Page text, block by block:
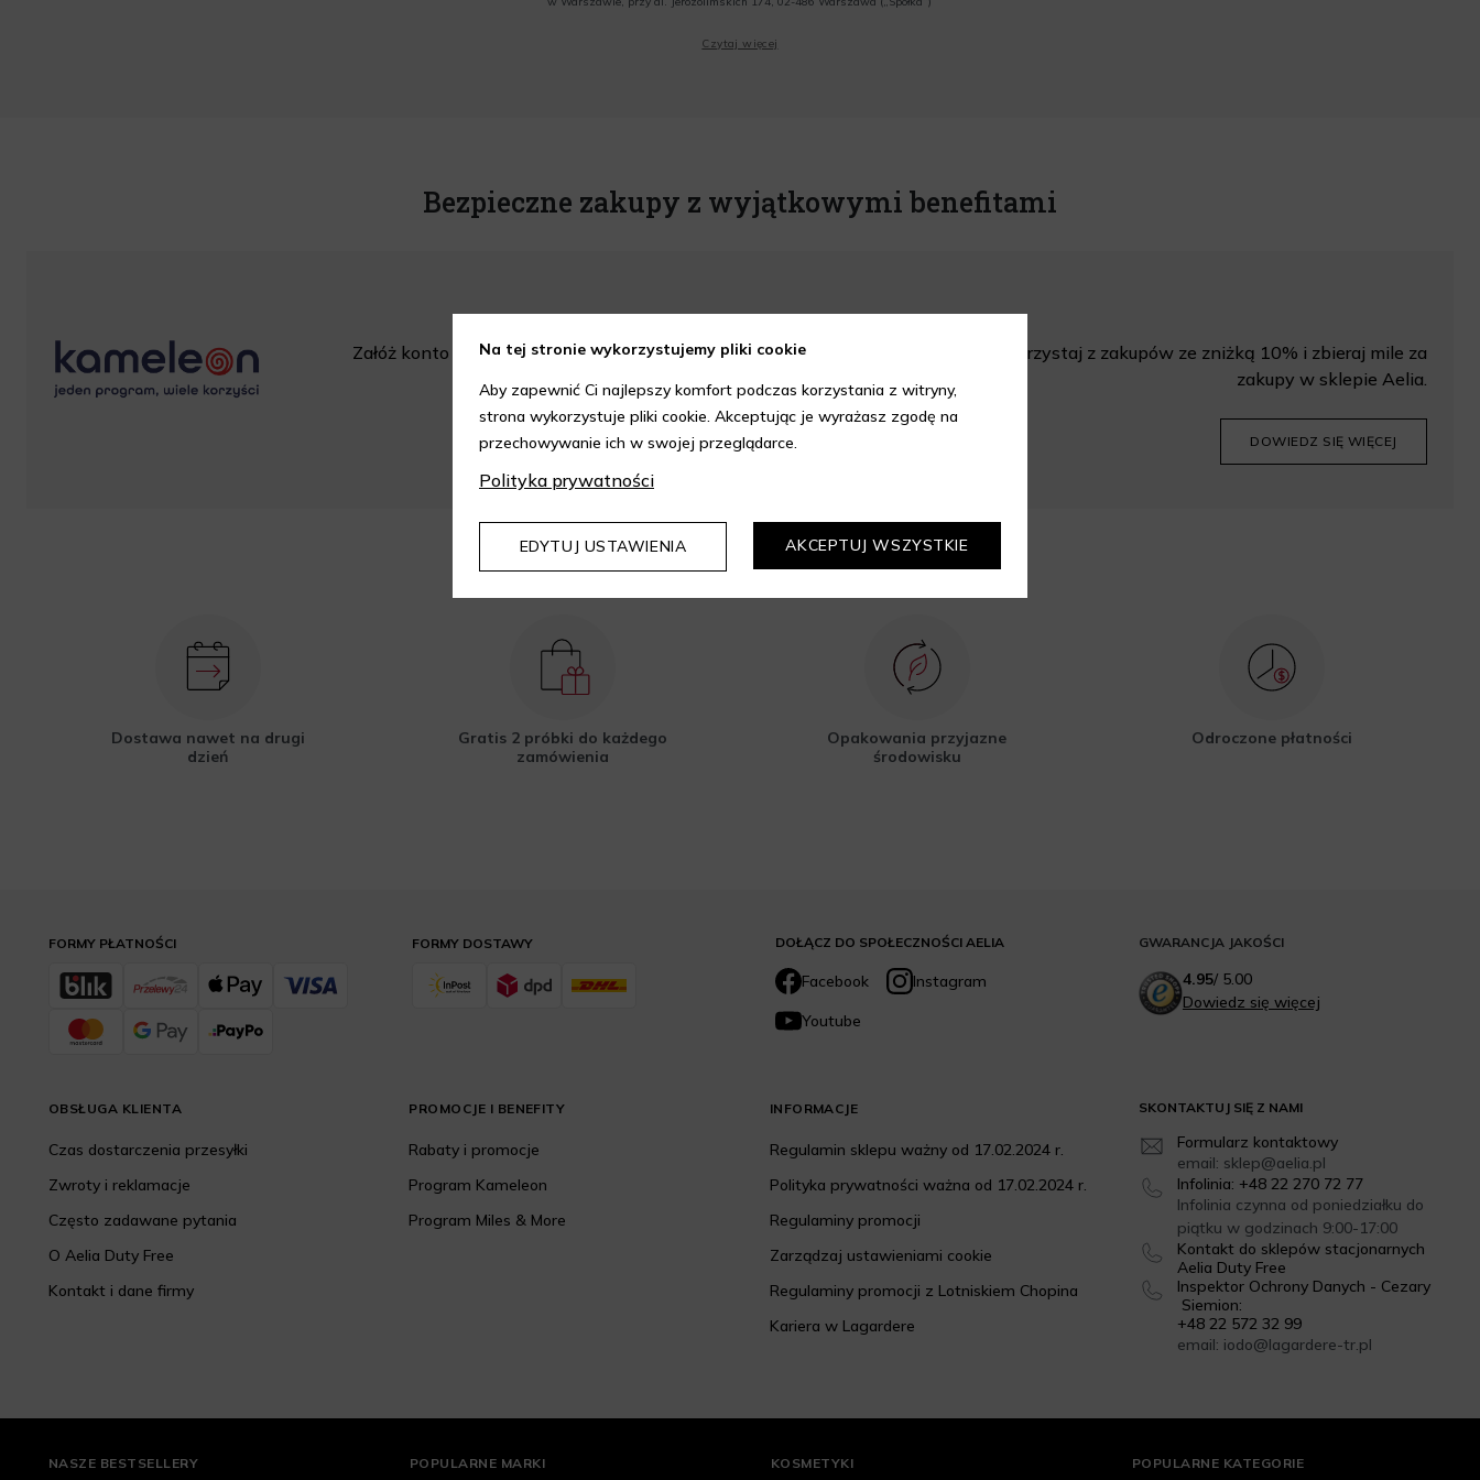
o.o. informacji handlowych, w tym newslettera, informacji o promocjach i
Czytaj więcej
Bezpieczne zakupy z wyjątkowymi benefitami
Załóż konto w sklepie Aelia i korzystaj z
zakupów z 10% rabatem.
DOWIEDZ SIĘ WIĘCEJ
Korzystaj z zakupów ze zniżką 10% i zbieraj mile za
zakupy w sklepie Aelia.
DOWIEDZ SIĘ WIĘCEJ
Dostawa nawet na drugi
dzień
Gratis 2 próbki do każdego
zamówienia
Opakowania przyjazne
środowisku
Odroczone płatności
DOŁĄCZ DO SPOŁECZNOŚCI AELIA
Facebook
Instagram
Youtube
SKONTAKTUJ SIĘ Z NAMI
Formularz kontaktowy
email: sklep@aelia.pl
Infolinia: +48 22 270 72 77
Infolinia czynna od poniedziałku do
piątku w godzinach 9:00-17:00
Kontakt do sklepów stacjonarnych
Aelia Duty Free
Inspektor Ochrony Danych - Cezary
Siemion:
+48 22 572 32 99
email: iodo@lagardere-tr.pl
FORMY DOSTAWY
FORMY PŁATNOŚCI
OBSŁUGA KLIENTA
Czas dostarczenia przesyłki
Zwroty i reklamacje
Często zadawane pytania
O Aelia Duty Free
Kontakt i dane firmy
PROMOCJE I BENEFITY
Rabaty i promocje
Program Kameleon
Program Miles & More
INFORMACJE
Regulamin sklepu ważny od 17.02.2024 r.
Polityka prywatności ważna od 17.02.2024 r.
Regulaminy promocji
Zarządzaj ustawieniami cookie
Regulaminy promocji z Lotniskiem Chopina
Kariera w Lagardere
GWARANCJA JAKOŚCI
4.95/5.00
Dowiedz się więcej
NASZE BESTSELLERY POPULARNE MARKI KOSMETYKI POPULARNE KATEGORIE
Na tej stronie wykorzystujemy pliki cookie
Aby zapewnić Ci najlepszy komfort podczas korzystania z witryny,
strona wykorzystuje pliki cookie. Akceptując je wyrażasz zgodę na
przechowywanie ich w swojej przeglądarce.
Polityka prywatności
EDYTUJ USTAWIENIA AKCEPTUJ WSZYSTKIE